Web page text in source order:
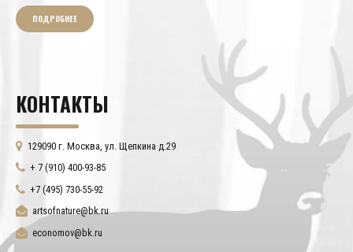
ПОДРОБНЕЕ
КОНТАКТЫ
129090 г. Москва, ул. Щепкина д.29
+ 7 (910) 400-93-85
+7 (495) 730-55-92
artsofnature@bk.ru
economov@bk.ru